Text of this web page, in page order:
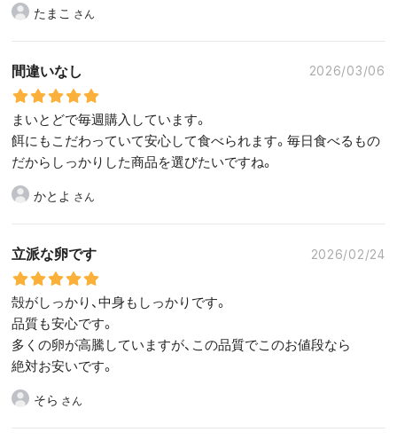
たまこ
間違いなし 2026/03/06
まいとどで毎週購入しています。
餌にもこだわっていて安心して食べられます。毎日食べるもの
だからしっかりした商品を選びたいですね。
かとよ
立派な卵です 2026/02/24
殻がしっかり、中身もしっかりです。
品質も安心です。
多くの卵が高騰していますが、この品質でこのお値段なら
絶対お安いです。
そら